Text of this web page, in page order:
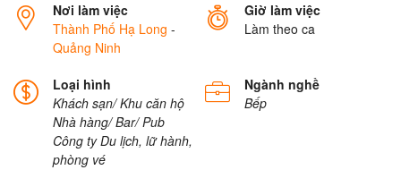
Nơi làm việc
Thành Phố Hạ Long -
Quảng Ninh
Giờ làm việc
Làm theo ca
Loại hình
Khách sạn/ Khu căn hộ
Nhà hàng/ Bar/ Pub
Công ty Du lịch, lữ hành,
phòng vé
Ngành nghề
Bếp